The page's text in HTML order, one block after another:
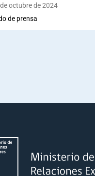
octubre de 2024
de prensa